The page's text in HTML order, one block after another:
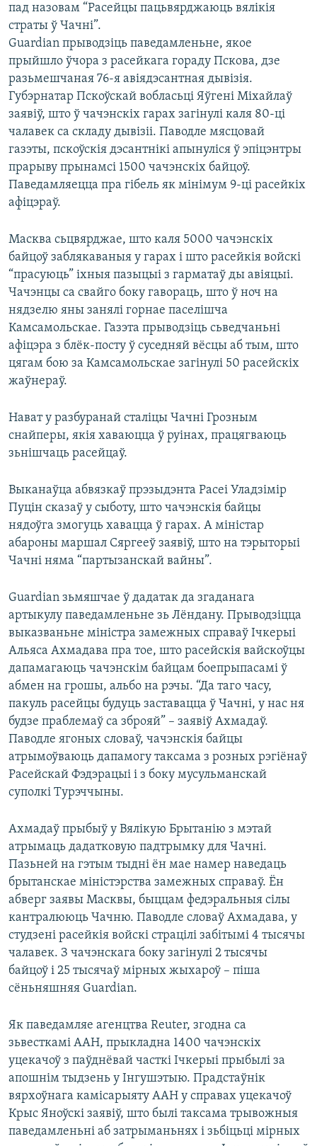
пад назовам “Расейцы пацьвярджаюць вялікія
страты ў Чачні”.
Guardian прыводзіць паведамленьне, якое
прыйшло ўчора з расейкага гораду Пскова, дзе
разьмешчаная 76-я авіядэсантная дывізія.
Губэрнатар Пскоўскай вобласьці Яўгені Міхайлаў
заявіў, што ў чачэнскіх гарах загінулі каля 80-ці
чалавек са складу дывізіі. Паводле мясцовай
газэты, пскоўскія дэсантнікі апынуліся ў эпіцэнтры
прарыву прынамсі 1500 чачэнскіх байцоў.
Паведамляецца пра гібель як мінімум 9-ці расейкіх
афіцэраў.
Масква сьцвярджае, што каля 5000 чачэнскіх
байцоў заблякаваныя у гарах і што расейкія войскі
“прасуюць” іхныя пазыцыі з гарматаў ды авіяцыі.
Чачэнцы са свайго боку гавораць, што ў ноч на
нядзелю яны занялі горнае паселішча
Камсамольскае. Газэта прыводзіць сьведчаньні
афіцэра з блёк-посту ў суседняй вёсцы аб тым, што
цягам бою за Камсамольскае загінулі 50 расейскіх
жаўнераў.
Нават у разбуранай сталіцы Чачні Грозным
снайперы, якія хаваюцца ў руінах, працягваюць
зьнішчаць расейцаў.
Выканаўца абвязкаў прэзыдэнта Расеі Уладзімір
Пуцін сказаў у сыботу, што чачэнскія байцы
нядоўга змогуць хавацца ў гарах. А міністар
абароны маршал Сяргееў заявіў, што на тэрыторыі
Чачні няма “партызанскай вайны”.
Guardian зьмяшчае ў дадатак да згаданага
артыкулу паведамленьне зь Лёндану. Прыводзіцца
выказваньне міністра замежных справаў Ічкерыі
Альяса Ахмадава пра тое, што расейскія вайскоўцы
дапамагаюць чачэнскім байцам боепрыпасамі ў
абмен на грошы, альбо на рэчы. “Да таго часу,
пакуль расейцы будуць заставацца ў Чачні, у нас ня
будзе праблемаў са зброяй” – заявіў Ахмадаў.
Паводле ягоных словаў, чачэнскія байцы
атрымоўваюць дапамогу таксама з розных рэгіёнаў
Расейскай Фэдэрацыі і з боку мусульманскай
суполкі Турэччыны.
Ахмадаў прыбыў у Вялікую Брытанію з мэтай
атрымаць дадатковую падтрымку для Чачні.
Пазьней на гэтым тыдні ён мае намер наведаць
брытанскае міністэрства замежных справаў. Ён
абверг заявы Масквы, быццам федэральныя сілы
кантралююць Чачню. Паводле словаў Ахмадава, у
студзені расейкія войскі страцілі забітымі 4 тысячы
чалавек. З чачэнскага боку загінулі 2 тысячы
байцоў і 25 тысячаў мірных жыхароў – піша
сёньняшняя Guardian.
Як паведамляе агенцтва Reuter, згодна са
зьвесткамі ААН, прыкладна 1400 чачэнскіх
уцекачоў з паўднёвай часткі Ічкерыі прыбылі за
апошнім тыдзень у Інгушэтыю. Прадстаўнік
вярхоўнага камісарыяту ААН у справах уцекачоў
Крыс Яноўскі заявіў, што былі таксама трывожныя
паведамленьні аб затрыманьнях і зьбіцьці мірных